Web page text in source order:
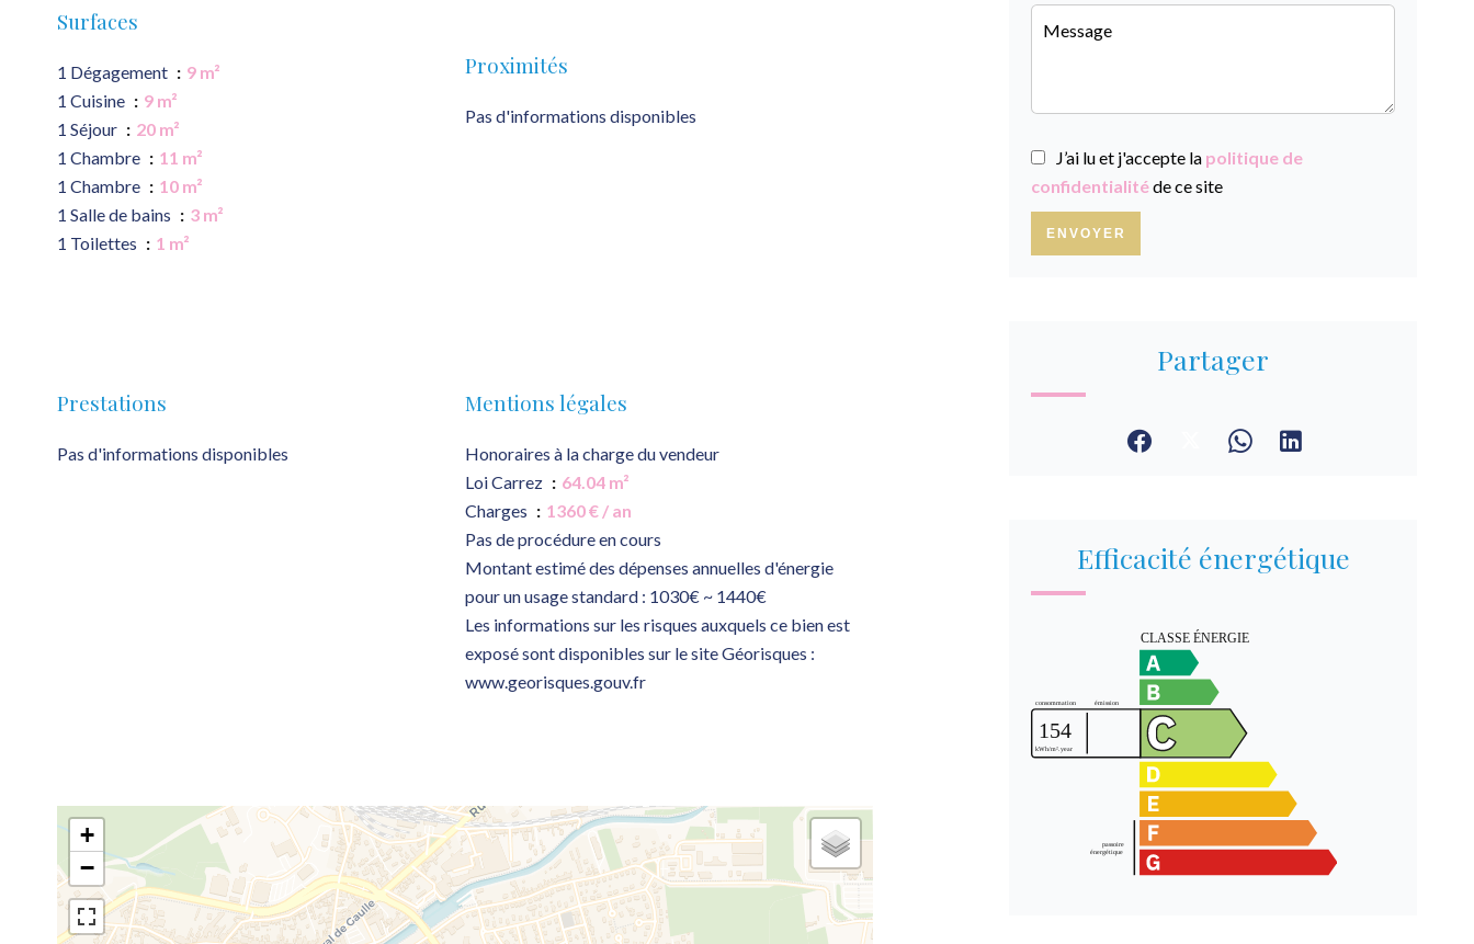
Surfaces
1 Dégagement
9 m²
1 Cuisine
9 m²
1 Séjour
20 m²
1 Chambre
11 m²
1 Chambre
10 m²
1 Salle de bains
3 m²
1 Toilettes
1 m²
Proximités
Pas d'informations disponibles
Prestations
Pas d'informations disponibles
Mentions légales
Honoraires à la charge du vendeur
Loi Carrez
64.04 m²
Charges
1360 € / an
Pas de procédure en cours
Montant estimé des dépenses annuelles d'énergie
pour un usage standard : 1030€ ~ 1440€
Les informations sur les risques auxquels ce bien est
exposé sont disponibles sur le site Géorisques :
www.georisques.gouv.fr
+
−
J’ai lu et j'accepte la politique de
confidentialitéde ce site
ENVOYER
Partager
Efficacité énergétique